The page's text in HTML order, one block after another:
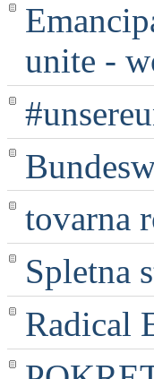
unite -
tovarna
Spletna
Radical